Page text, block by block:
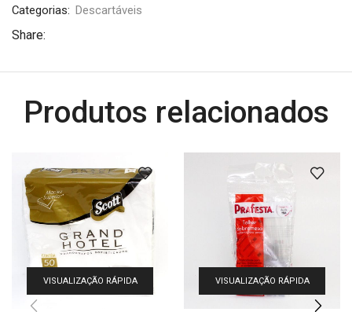
Categorias: Descartáveis
Share:
Produtos relacionados
VISUALIZAÇÃO RÁPIDA VISUALIZAÇÃO RÁPIDA